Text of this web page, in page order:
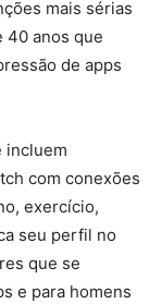
mais sérias
anos que
de apps
incluem
com conexões
exercício,
seu perfil no
que se
e para homens